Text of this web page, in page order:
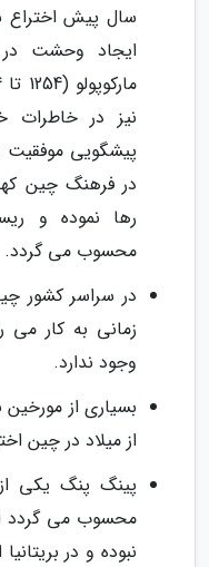
سال پیش اختراع
ایجاد وحشت
نیز در خاطرات
پیشگویی موفقیت
در فرهنگ چین
رها نموده و
محسوب می گردد.
در سراسر کشور
زمانی به کار
وجود ندارد.
بسیاری از مورخین
از میلاد در چین
پینگ پنگ یکی
محسوب می گردد
نبوده و در